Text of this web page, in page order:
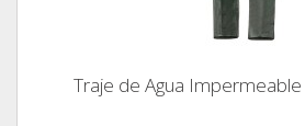
Traje de Agua Impermeable